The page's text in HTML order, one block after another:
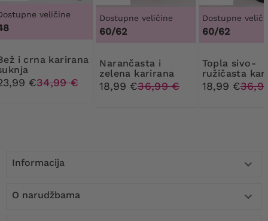
veličine
€34,99 €
Dostupne veličine
60/62
Narančasta i
zelena karirana
suknja
18,99 €36,99 €
Dostupne
60/62
Topla sivo-
ružičasta
suknja
18,99 €
Informacija 
O narudžbama 